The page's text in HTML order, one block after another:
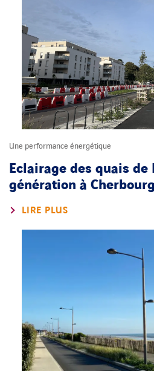
Une performance énergétique
Eclairage des quais de
génération à
LIRE PLUS